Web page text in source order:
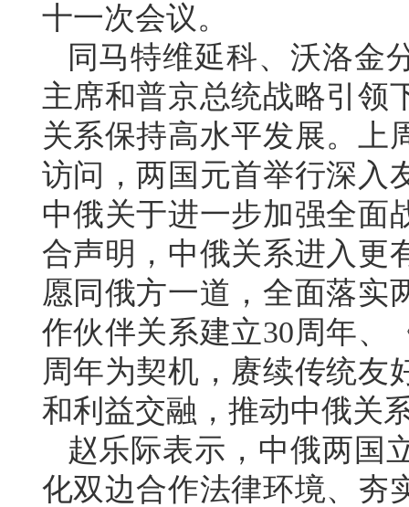
十一次会议。
同马特维延科、沃洛金
主席和普京总统战略引领
关系保持高水平发展。上
访问，两国元首举行深入
中俄关于进一步加强全面
合声明，中俄关系进入更
愿同俄方一道，全面落实
作伙伴关系建立30周年、
周年为契机，赓续传统友
和利益交融，推动中俄关
赵乐际表示，中俄两国
化双边合作法律环境、夯